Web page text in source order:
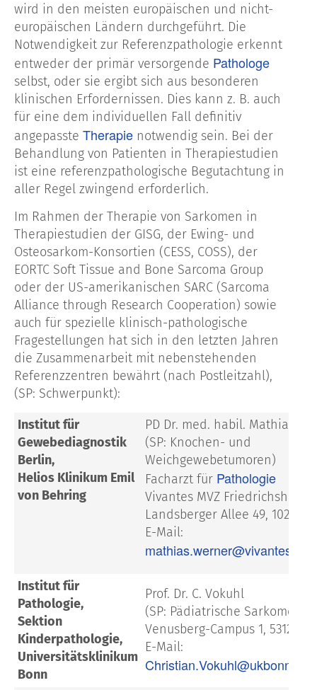
wird in den meisten europäischen und nicht-
europäischen Ländern durchgeführt. Die
Notwendigkeit zur Referenzpathologie erkennt
entweder der primär versorgende Pathologe
selbst, oder sie ergibt sich aus besonderen
klinischen Erfordernissen. Dies kann z. B. auch
für eine dem individuellen Fall definitiv
angepasste Therapie notwendig sein. Bei der
Behandlung von Patienten in Therapiestudien
ist eine referenzpathologische Begutachtung in
aller Regel zwingend erforderlich.
Im Rahmen der Therapie von Sarkomen in
Therapiestudien der GISG, der Ewing- und
Osteosarkom-Konsortien (CESS, COSS), der
EORTC Soft Tissue and Bone Sarcoma Group
oder der US-amerikanischen SARC (Sarcoma
Alliance through Research Cooperation) sowie
auch für spezielle klinisch-pathologische
Fragestellungen hat sich in den letzten Jahren
die Zusammenarbeit mit nebenstehenden
Referenzzentren bewährt (nach Postleitzahl),
(SP: Schwerpunkt):
Institut für
Gewebediagnostik
Berlin,
Helios Klinikum Emil
von Behring
PD Dr. med. habil. Mathias
(SP: Knochen- und
Weichgewebetumoren)
Facharzt für Pathologie
Vivantes MVZ Friedrichshain
Landsberger Allee 49, 10249
E-Mail:
mathias.werner@vivantes.de
Institut für
Pathologie,
Sektion
Kinderpathologie,
Universitätsklinikum
Bonn
Prof. Dr. C. Vokuhl
(SP: Pädiatrische Sarkome)
Venusberg-Campus 1, 53127
E-Mail:
Christian.Vokuhl@ukbonn.de